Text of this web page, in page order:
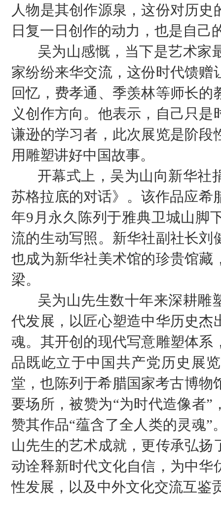
人物是其创作源泉，这份对历
日复一日创作的动力，也是自己
吴为山感慨，当下是艺术家
家纷纷来华交流，这份时代馈
回忆，费孝通、季羡林等师长
义创作方向。他表示，自己只
谦逊的学习者，此次展览是阶段
用雕塑讲好中国故事。
开幕式上，吴为山向新华社
苏格拉底的对话》。该作品应希
年9月永久陈列于雅典卫城山脚
流的生动写照。新华社副社长刘
也成为新华社美术馆的珍贵馆藏
梁。
吴为山先生数十年来深耕雕
代发展，以匠心塑造中华历史杰
魂。其开创的现代写意雕塑体系
品既屹立于中国共产党历史展
堂，也陈列于希腊国家考古博物
要场所，被赞为“为时代造像者
赞其作品“蕴含了全人类的灵魂
山先生的艺术成就，更传承弘
动诠释新时代文化自信，为中华
性发展，以及中外文化交流互鉴